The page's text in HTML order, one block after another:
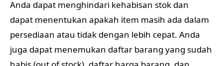
Anda dapat menghindari kehabisan stok dan
dapat menentukan apakah item masih ada dalam
persediaan atau tidak dengan lebih cepat. Anda
juga dapat menemukan daftar barang yang sudah